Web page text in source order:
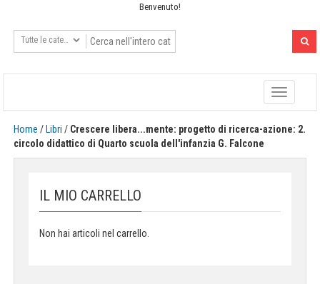
Benvenuto!
Toggle
navigation
Home / Libri / Crescere libera...mente: progetto di ricerca-azione: 2.
circolo didattico di Quarto scuola dell'infanzia G. Falcone
IL MIO CARRELLO
Non hai articoli nel carrello.